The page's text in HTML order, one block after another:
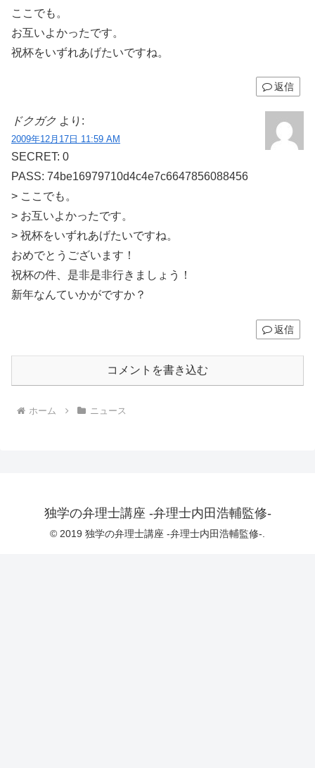
ここでも。
お互いよかったです。
祝杯をいずれあげたいですね。
返信
ドクガク より:
2009年12月17日 11:59 AM
SECRET: 0
PASS: 74be16979710d4c4e7c6647856088456
> ここでも。
> お互いよかったです。
> 祝杯をいずれあげたいですね。
おめでとうございます！
祝杯の件、是非是非行きましょう！
新年なんていかがですか？
返信
コメントを書き込む
ホーム ニュース
独学の弁理士講座 -弁理士内田浩輔監修-
© 2019 独学の弁理士講座 -弁理士内田浩輔監修-.